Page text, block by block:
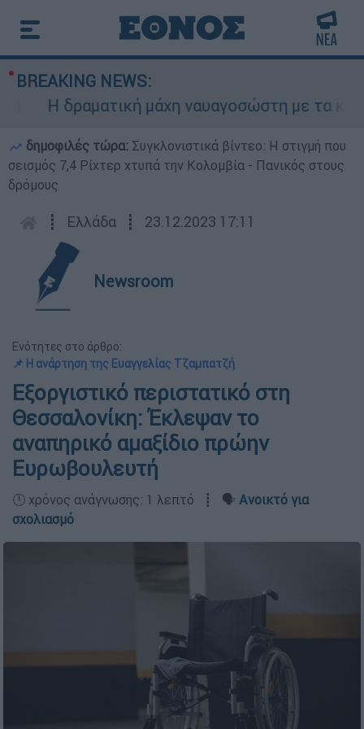
BREAKING NEWS:
Η δραματική μάχη ναυαγοσώστη με τα
δημοφιλές τώρα: Συγκλονιστικά βίντεο: Η στιγμή που
σεισμός 7,4 Ρίχτερ χτυπά την Κολομβία - Πανικός στους
δρόμους
┋ Ελλάδα ┋ 23.12.2023 17:11
Newsroom
Ενότητες στο άρθρο:
📌 Η ανάρτηση της Ευαγγελίας Τζαμπατζή
Εξοργιστικό περιστατικό στη
Θεσσαλονίκη: Έκλεψαν το
αναπηρικό αμαξίδιο πρώην
Ευρωβουλευτή
🕛 χρόνος ανάγνωσης: 1 λεπτό ┋ 🗣️ Ανοικτό για
σχολιασμό